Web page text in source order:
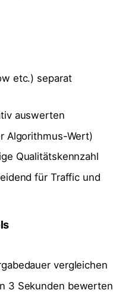
etc.) separat
auswerten
Algorithmus-Wert)
Qualitätskennzahl
für Traffic und
vergleichen
3 Sekunden bewerten